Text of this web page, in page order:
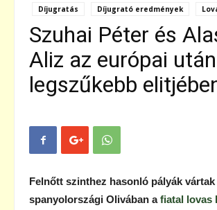
Díjugratás Díjugrató eredmények
Szuhai Péter és
Aliz az európai
legszűkebb
Felnőtt szinthez hasonló pályák vártak
spanyolországi Olivában afiatal lovas